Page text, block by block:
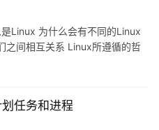
Linux 为什么会有不同的Linux
之间相互关系 Linux所遵循的哲
学的Linus Torvalds于1991年
任务和进程